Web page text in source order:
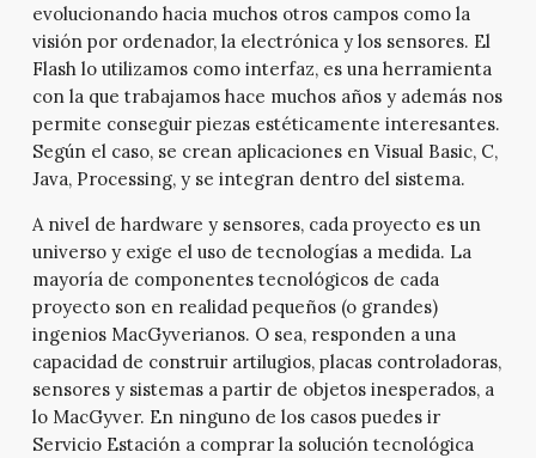
evolucionando hacia muchos otros campos como la
visión por ordenador, la electrónica y los sensores. El
Flash lo utilizamos como interfaz, es una herramienta
con la que trabajamos hace muchos años y además nos
permite conseguir piezas estéticamente interesantes.
Según el caso, se crean aplicaciones en Visual Basic, C,
Java, Processing, y se integran dentro del sistema.
A nivel de hardware y sensores, cada proyecto es un
universo y exige el uso de tecnologías a medida. La
mayoría de componentes tecnológicos de cada
proyecto son en realidad pequeños (o grandes)
ingenios MacGyverianos. O sea, responden a una
capacidad de construir artilugios, placas controladoras,
sensores y sistemas a partir de objetos inesperados, a
lo MacGyver. En ninguno de los casos puedes ir
Servicio Estación a comprar la solución tecnológica